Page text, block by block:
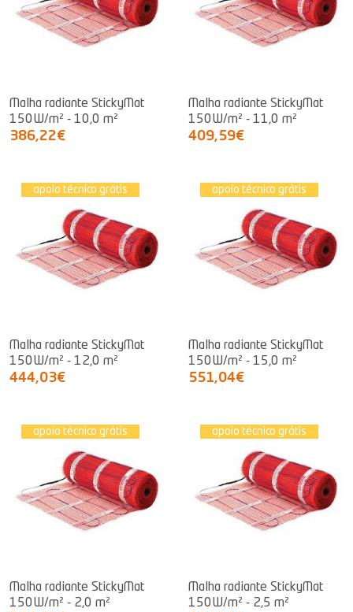
Malha radiante StickyMat
150W/m² - 10,0 m²
386,22€
Malha radiante StickyMat
150W/m² - 11,0 m²
409,59€
apoio técnico grátis
Malha radiante StickyMat
150W/m² - 12,0 m²
444,03€
apoio técnico grátis
Malha radiante StickyMat
150W/m² - 15,0 m²
551,04€
apoio técnico grátis
Malha radiante StickyMat
150W/m² - 2,0 m²
apoio técnico grátis
Malha radiante StickyMat
150W/m² - 2,5 m²